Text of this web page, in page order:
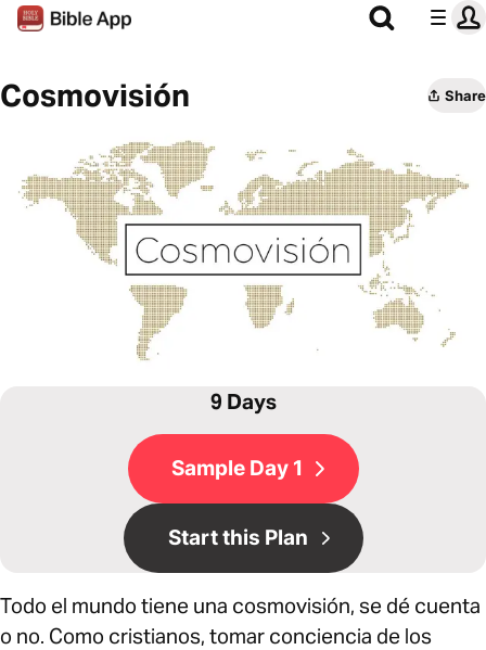
Cosmovisión Share
9 Days
Sample Day 1
Start this Plan
Todo el mundo tiene una cosmovisión, se dé cuenta
o no. Como cristianos, tomar conciencia de los